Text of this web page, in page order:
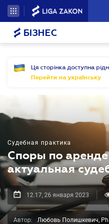
БІЗНЕС
Ця сторінка доступна
Перейти на українську
Судебная практика
Споры по
актуальная
12.17, 26 января 2023
Автор:
Любовь Полишкевич,